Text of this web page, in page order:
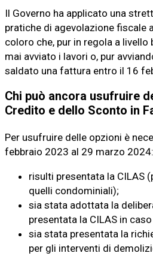
Il Governo ha applicato una
pratiche di agevolazione fiscale
coloro che, pur in regola a livello
mai avviato i lavori o, pur
saldato una fattura entro il 16
Chi può ancora usufruire
Credito e dello Sconto in
Per usufruire delle opzioni è
febbraio 2023 al 29 marzo 2024:
risulti presentata la CILAS
quelli condominiali);
sia stata adottata la
presentata la CILAS in
sia stata presentata la
per gli interventi di